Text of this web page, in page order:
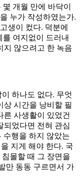
개월 만에 바닥이
누가 작성하였는가.
생이 컸다. 덕분에
를 여지없이 드러내
지 않으려고 한 녹음
하나도 없다. 무엇
상 시간을 낭비할 필
른 사생활이 있었건
되었다면 전혀 관심
수행을 하지 않았는
지게 해야 한다. 국
몰할 때 그 장면을
만 동동 구르면서 가